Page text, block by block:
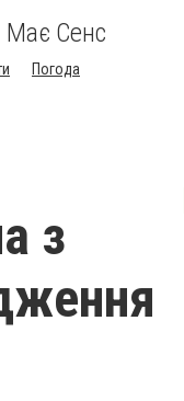
Має Сенс
Погода
з